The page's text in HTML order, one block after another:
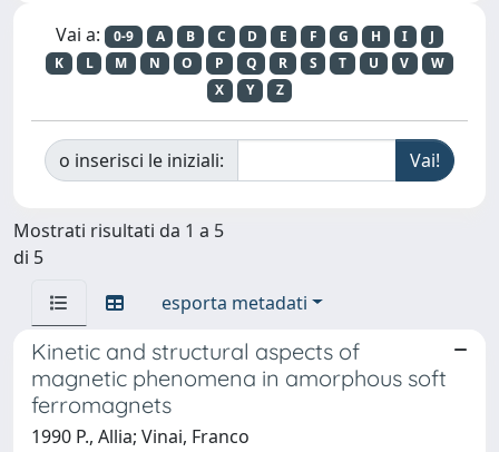
Vai a: 0-9 A B C D E F G H I
J
K
L M N O P Q R S T U V
W
X
Y Z
o inserisci le iniziali:
Mostrati risultati da 1 a 5
di 5
esporta metadati
Kinetic and structural aspects of
magnetic phenomena in amorphous soft
ferromagnets
1990 P., Allia; Vinai, Franco